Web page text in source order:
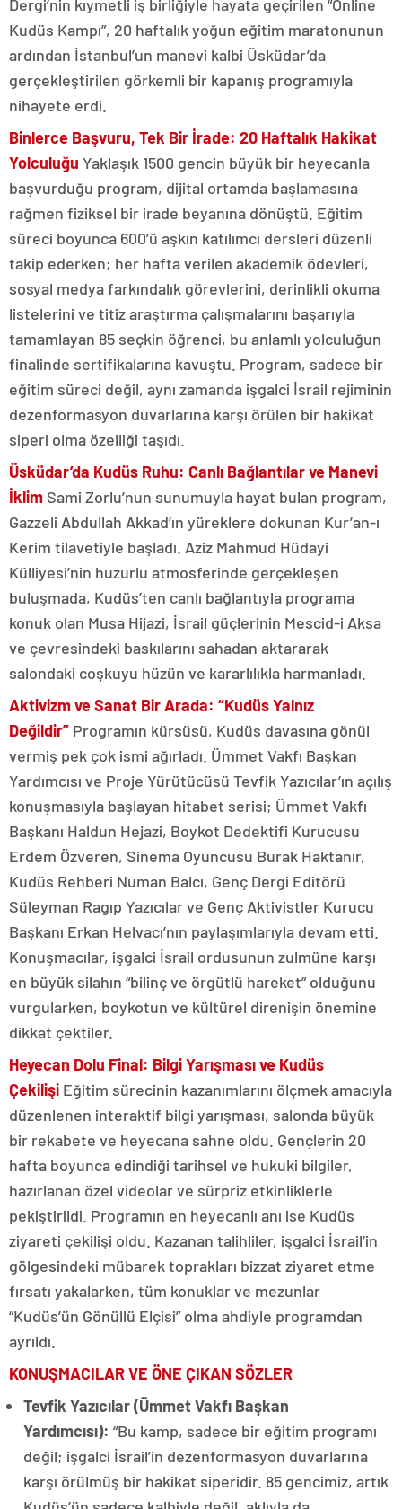
Dergi’nin kıymetli iş birliğiyle hayata geçirilen “Online
Kudüs Kampı”, 20 haftalık yoğun eğitim maratonunun
ardından İstanbul’un manevi kalbi Üsküdar’da
gerçekleştirilen görkemli bir kapanış programıyla
nihayete erdi.
Binlerce Başvuru, Tek Bir İrade: 20 Haftalık Hakikat
Yolculuğu Yaklaşık 1500 gencin büyük bir heyecanla
başvurduğu program, dijital ortamda başlamasına
rağmen fiziksel bir irade beyanına dönüştü. Eğitim
süreci boyunca 600’ü aşkın katılımcı dersleri düzenli
takip ederken; her hafta verilen akademik ödevleri,
sosyal medya farkındalık görevlerini, derinlikli okuma
listelerini ve titiz araştırma çalışmalarını başarıyla
tamamlayan 85 seçkin öğrenci, bu anlamlı yolculuğun
finalinde sertifikalarına kavuştu. Program, sadece bir
eğitim süreci değil, aynı zamanda işgalci İsrail rejiminin
dezenformasyon duvarlarına karşı örülen bir hakikat
siperi olma özelliği taşıdı.
Üsküdar’da Kudüs Ruhu: Canlı Bağlantılar ve Manevi
İklim Sami Zorlu’nun sunumuyla hayat bulan program,
Gazzeli Abdullah Akkad’ın yüreklere dokunan Kur’an-ı
Kerim tilavetiyle başladı. Aziz Mahmud Hüdayi
Külliyesi’nin huzurlu atmosferinde gerçekleşen
buluşmada, Kudüs’ten canlı bağlantıyla programa
konuk olan Musa Hijazi, İsrail güçlerinin Mescid-i Aksa
ve çevresindeki baskılarını sahadan aktararak
salondaki coşkuyu hüzün ve kararlılıkla harmanladı.
Aktivizm ve Sanat Bir Arada: “Kudüs Yalnız
Değildir” Programın kürsüsü, Kudüs davasına gönül
vermiş pek çok ismi ağırladı. Ümmet Vakfı Başkan
Yardımcısı ve Proje Yürütücüsü Tevfik Yazıcılar’ın açılış
konuşmasıyla başlayan hitabet serisi; Ümmet Vakfı
Başkanı Haldun Hejazi, Boykot Dedektifi Kurucusu
Erdem Özveren, Sinema Oyuncusu Burak Haktanır,
Kudüs Rehberi Numan Balcı, Genç Dergi Editörü
Süleyman Ragıp Yazıcılar ve Genç Aktivistler Kurucu
Başkanı Erkan Helvacı’nın paylaşımlarıyla devam etti.
Konuşmacılar, işgalci İsrail ordusunun zulmüne karşı
en büyük silahın “bilinç ve örgütlü hareket” olduğunu
vurgularken, boykotun ve kültürel direnişin önemine
dikkat çektiler.
Heyecan Dolu Final: Bilgi Yarışması ve Kudüs
Çekilişi Eğitim sürecinin kazanımlarını ölçmek amacıyla
düzenlenen interaktif bilgi yarışması, salonda büyük
bir rekabete ve heyecana sahne oldu. Gençlerin 20
hafta boyunca edindiği tarihsel ve hukuki bilgiler,
hazırlanan özel videolar ve sürpriz etkinliklerle
pekiştirildi. Programın en heyecanlı anı ise Kudüs
ziyareti çekilişi oldu. Kazanan talihliler, işgalci İsrail’in
gölgesindeki mübarek toprakları bizzat ziyaret etme
fırsatı yakalarken, tüm konuklar ve mezunlar
“Kudüs’ün Gönüllü Elçisi” olma ahdiyle programdan
ayrıldı.
KONUŞMACILAR VE ÖNE ÇIKAN SÖZLER
Tevfik Yazıcılar (Ümmet Vakfı Başkan
Yardımcısı): “Bu kamp, sadece bir eğitim programı
değil; işgalci İsrail’in dezenformasyon duvarlarına
karşı örülmüş bir hakikat siperidir. 85 gencimiz, artık